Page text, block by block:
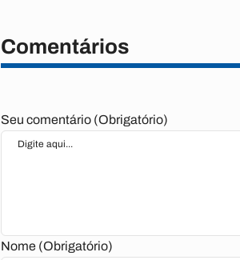
Comentários
Seu comentário (Obrigatório)
Nome (Obrigatório)